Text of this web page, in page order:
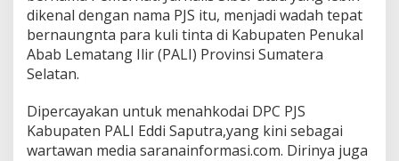
i
T
e
r
o
s
a
n
dikenal dengan nama PJS itu, menjadi wadah tepat
bernaungnta para kuli tinta di Kabupaten Penukal
Abab Lematang Ilir (PALI) Provinsi Sumatera
Selatan.
Dipercayakan untuk menahkodai DPC PJS
Kabupaten PALI Eddi Saputra,yang kini sebagai
wartawan media saranainformasi.com. Dirinya juga